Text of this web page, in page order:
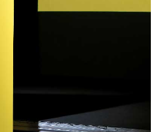
Hola i Adeu